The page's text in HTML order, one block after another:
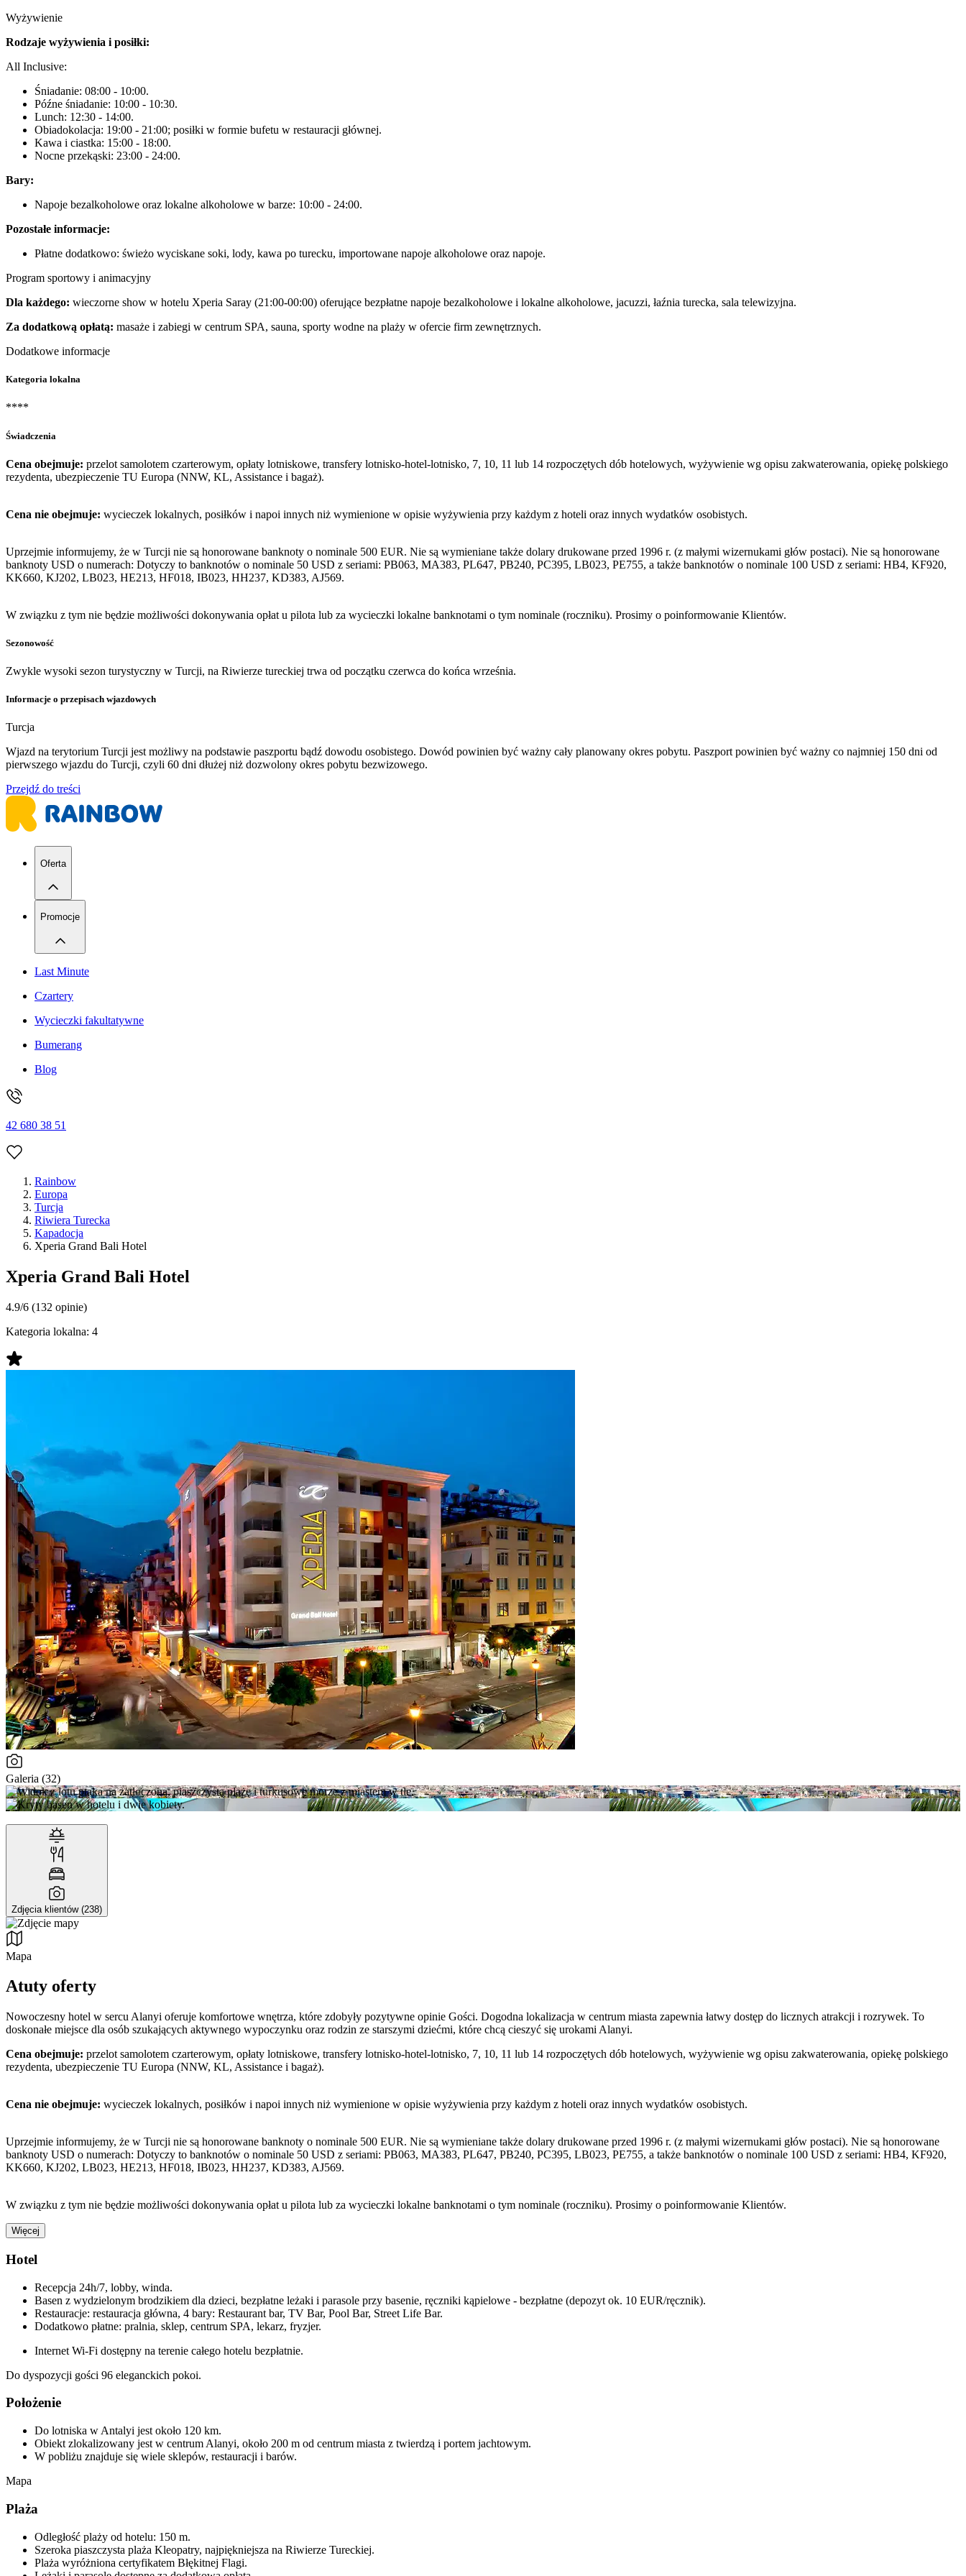
Wyżywienie
Rodzaje wyżywienia i posiłki:
All Inclusive:
Śniadanie: 08:00 - 10:00.
Późne śniadanie: 10:00 - 10:30.
Lunch: 12:30 - 14:00.
Obiadokolacja: 19:00 - 21:00; posiłki w formie bufetu w restauracji głównej.
Kawa i ciastka: 15:00 - 18:00.
Nocne przekąski: 23:00 - 24:00.
Bary:
Napoje bezalkoholowe oraz lokalne alkoholowe w barze: 10:00 - 24:00.
Pozostałe informacje:
Płatne dodatkowo: świeżo wyciskane soki, lody, kawa po turecku, importowane napoje alkoholowe oraz napoje.
Program sportowy i animacyjny
Dla każdego: wieczorne show w hotelu Xperia Saray (21:00-00:00) oferujące bezpłatne napoje bezalkoholowe i lokalne alkoholowe, jacuzzi, łaźnia turecka, sala telewizyjna.
Za dodatkową opłatą: masaże i zabiegi w centrum SPA, sauna, sporty wodne na plaży w ofercie firm zewnętrznych.
Dodatkowe informacje
Kategoria lokalna
****
Świadczenia
Cena obejmuje: przelot samolotem czarterowym, opłaty lotniskowe, transfery lotnisko-hotel-lotnisko, 7, 10, 11 lub 14 rozpoczętych dób hotelowych, wyżywienie wg opisu zakwaterowania, opiekę polskiego
rezydenta, ubezpieczenie TU Europa (NNW, KL, Assistance i bagaż).
Cena nie obejmuje: wycieczek lokalnych, posiłków i napoi innych niż wymienione w opisie wyżywienia przy każdym z hoteli oraz innych wydatków osobistych.
Uprzejmie informujemy, że w Turcji nie są honorowane banknoty o nominale 500 EUR. Nie są wymieniane także dolary drukowane przed 1996 r. (z małymi wizernukami głów postaci). Nie są honorowane
banknoty USD o numerach: Dotyczy to banknotów o nominale 50 USD z seriami: PB063, MA383, PL647, PB240, PC395, LB023, PE755, a także banknotów o nominale 100 USD z seriami: HB4, KF920,
KK660, KJ202, LB023, HE213, HF018, IB023, HH237, KD383, AJ569.
W związku z tym nie będzie możliwości dokonywania opłat u pilota lub za wycieczki lokalne banknotami o tym nominale (roczniku). Prosimy o poinformowanie Klientów.
Sezonowość
Zwykle wysoki sezon turystyczny w Turcji, na Riwierze tureckiej trwa od początku czerwca do końca września.
Informacje o przepisach wjazdowych
Turcja
Wjazd na terytorium Turcji jest możliwy na podstawie paszportu bądź dowodu osobistego. Dowód powinien być ważny cały planowany okres pobytu. Paszport powinien być ważny co najmniej 150 dni od
pierwszego wjazdu do Turcji, czyli 60 dni dłużej niż dozwolony okres pobytu bezwizowego.
Przejdź do treści
Oferta
Promocje
Last Minute
Czartery
Wycieczki fakultatywne
Bumerang
Blog
42 680 38 51
Rainbow
Europa
Turcja
Riwiera Turecka
Kapadocja
Xperia Grand Bali Hotel
Xperia Grand Bali Hotel
4.9/6 (132 opinie)
Kategoria lokalna: 4
Galeria (32)
Zdjęcia klientów (238)
Mapa
Atuty oferty
Nowoczesny hotel w sercu Alanyi oferuje komfortowe wnętrza, które zdobyły pozytywne opinie Gości. Dogodna lokalizacja w centrum miasta zapewnia łatwy dostęp do licznych atrakcji i rozrywek. To
doskonałe miejsce dla osób szukających aktywnego wypoczynku oraz rodzin ze starszymi dziećmi, które chcą cieszyć się urokami Alanyi.
Cena obejmuje: przelot samolotem czarterowym, opłaty lotniskowe, transfery lotnisko-hotel-lotnisko, 7, 10, 11 lub 14 rozpoczętych dób hotelowych, wyżywienie wg opisu zakwaterowania, opiekę polskiego
rezydenta, ubezpieczenie TU Europa (NNW, KL, Assistance i bagaż).
Cena nie obejmuje: wycieczek lokalnych, posiłków i napoi innych niż wymienione w opisie wyżywienia przy każdym z hoteli oraz innych wydatków osobistych.
Uprzejmie informujemy, że w Turcji nie są honorowane banknoty o nominale 500 EUR. Nie są wymieniane także dolary drukowane przed 1996 r. (z małymi wizernukami głów postaci). Nie są honorowane
banknoty USD o numerach: Dotyczy to banknotów o nominale 50 USD z seriami: PB063, MA383, PL647, PB240, PC395, LB023, PE755, a także banknotów o nominale 100 USD z seriami: HB4, KF920,
KK660, KJ202, LB023, HE213, HF018, IB023, HH237, KD383, AJ569.
W związku z tym nie będzie możliwości dokonywania opłat u pilota lub za wycieczki lokalne banknotami o tym nominale (roczniku). Prosimy o poinformowanie Klientów.
Więcej
Hotel
Recepcja 24h/7, lobby, winda.
Basen z wydzielonym brodzikiem dla dzieci, bezpłatne leżaki i parasole przy basenie, ręczniki kąpielowe - bezpłatne (depozyt ok. 10 EUR/ręcznik).
Restauracje: restauracja główna, 4 bary: Restaurant bar, TV Bar, Pool Bar, Street Life Bar.
Dodatkowo płatne: pralnia, sklep, centrum SPA, lekarz, fryzjer.
Internet Wi-Fi dostępny na terenie całego hotelu bezpłatnie.
Do dyspozycji gości 96 eleganckich pokoi.
Położenie
Do lotniska w Antalyi jest około 120 km.
Obiekt zlokalizowany jest w centrum Alanyi, około 200 m od centrum miasta z twierdzą i portem jachtowym.
W pobliżu znajduje się wiele sklepów, restauracji i barów.
Mapa
Plaża
Odległość plaży od hotelu: 150 m.
Szeroka piaszczysta plaża Kleopatry, najpiękniejsza na Riwierze Tureckiej.
Plaża wyróżniona certyfikatem Błękitnej Flagi.